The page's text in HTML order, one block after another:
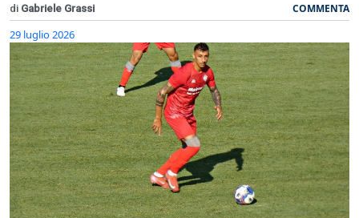
di Gabriele Grassi COMMENTA
29 luglio 2026